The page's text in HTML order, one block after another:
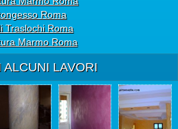
Roma
Traslochi Roma
Marmo Roma
ALCUNI LAVORI